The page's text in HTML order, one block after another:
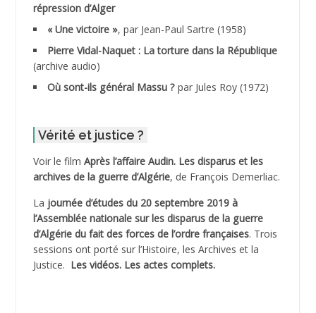
ADDALA Boualem*
ADDANE
ADDECHE Rachid
ADELIOUAT Vve AIT SAADA
ADJANI Khaled
ADJAOUT
ADNI Mohamed Akli
ADOUL Arab *
répression d’Alger
« Une victoire », par Jean-Paul Sartre (1958)
Pierre Vidal-Naquet : La torture dans la République
(archive audio)
Où sont-ils général Massu ? par Jules Roy (1972)
Vérité et justice ?
Voir le film Après l’affaire Audin. Les disparus et les
archives de la guerre d’Algérie, de François Demerliac.
La journée d’études du 20 septembre 2019 à
l’Assemblée nationale sur les disparus de la guerre
d’Algérie du fait des forces de l’ordre françaises. Trois
sessions ont porté sur l’Histoire, les Archives et la
Justice. Les vidéos. Les actes complets.